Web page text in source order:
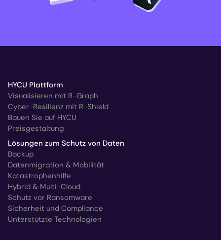
HYCU Plattform
Visualisieren mit R-Graph
Cyber-Resilienz mit R-Shield
Bauen Sie auf HYCU
Preisgestaltung
Lösungen zum Schutz von Daten
Backup
Datenmigration & Mobilität
Katastrophenhilfe
Hybrid & Multi-Cloud
Schutz vor Ransomware
Sicherheit und Compliance
Unterstützte Technologien